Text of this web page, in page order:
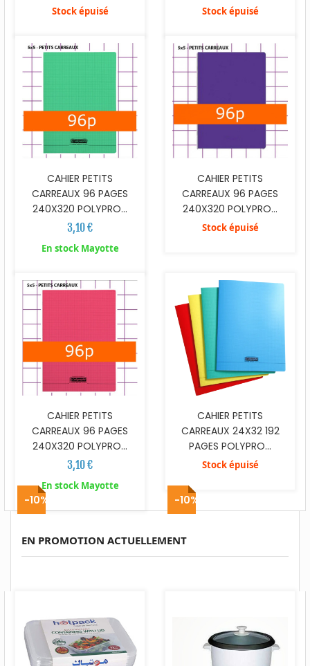
Stock épuisé Stock épuisé
CAHIER PETITS
CARREAUX 96 PAGES
240X320 POLYPRO...
3,10 €
En stock Mayotte
CAHIER PETITS
CARREAUX 96 PAGES
240X320 POLYPRO...
Stock épuisé
CAHIER PETITS
CARREAUX 96 PAGES
240X320 POLYPRO...
3,10 €
En stock Mayotte
CAHIER PETITS
CARREAUX 24X32 192
PAGES POLYPRO...
Stock épuisé
EN PROMOTION ACTUELLEMENT
-10% -10%